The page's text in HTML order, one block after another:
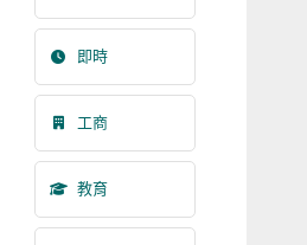
即時
工商
教育